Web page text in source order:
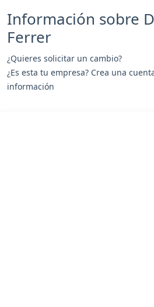
Información sobre
Ferrer
¿Quieres solicitar un cambio?
¿Es esta tu empresa? Crea una
información